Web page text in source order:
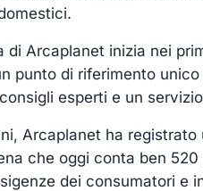
di Arcaplanet inizia nei
punto di riferimento
esperti e un
Arcaplanet ha
che oggi conta ben
dei consumatori e